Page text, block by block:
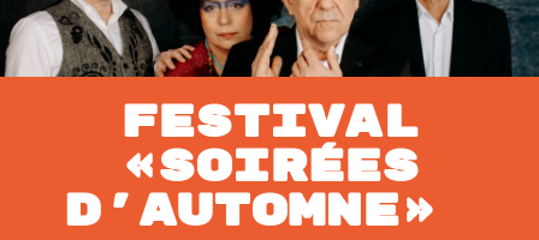
FESTIVAL
«SOIRÉES
D’AUTOMNE»